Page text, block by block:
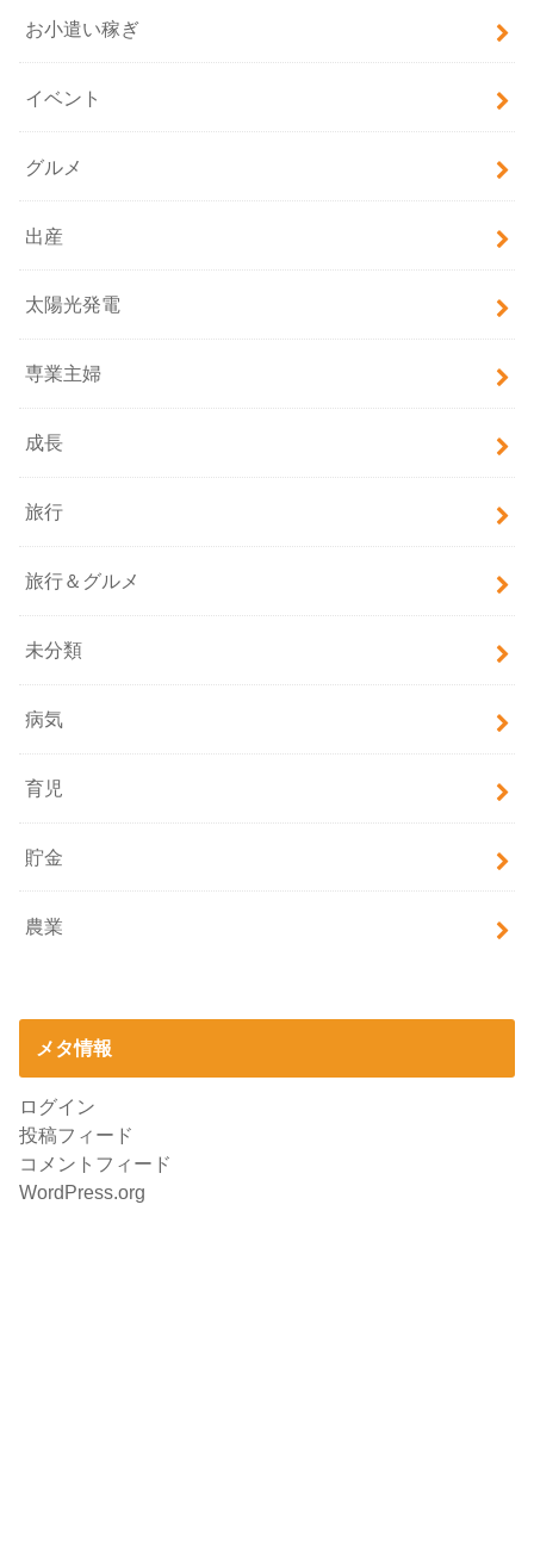
お小遣い稼ぎ
イベント
グルメ
出産
太陽光発電
専業主婦
成長
旅行
旅行＆グルメ
未分類
病気
育児
貯金
農業
メタ情報
ログイン
投稿フィード
コメントフィード
WordPress.org